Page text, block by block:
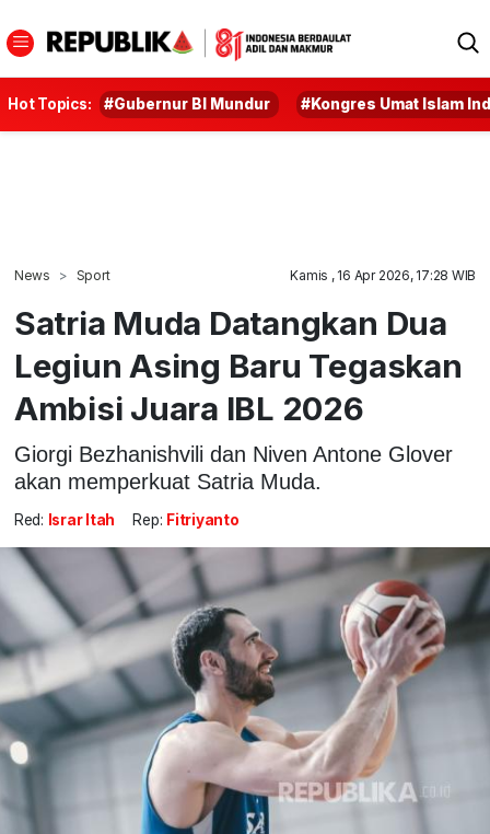
Hot Topics: #Gubernur BI Mundur #Kongres Umat Islam
News Sport Kamis , 16 Apr 2026, 17:28 WIB
Satria Muda Datangkan Dua
Legiun Asing Baru Tegaskan
Ambisi Juara IBL 2026
Giorgi Bezhanishvili dan Niven Antone Glover
akan memperkuat Satria Muda.
Red: Israr Itah Rep: Fitriyanto